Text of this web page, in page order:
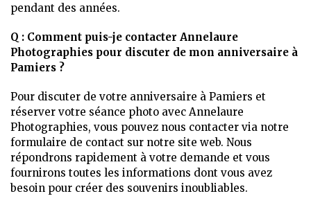
pendant des années.
Q : Comment puis-je contacter Annelaure
Photographies pour discuter de mon anniversaire à
Pamiers ?
Pour discuter de votre anniversaire à Pamiers et
réserver votre séance photo avec Annelaure
Photographies, vous pouvez nous contacter via notre
formulaire de contact sur notre site web. Nous
répondrons rapidement à votre demande et vous
fournirons toutes les informations dont vous avez
besoin pour créer des souvenirs inoubliables.